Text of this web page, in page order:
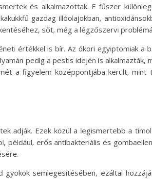
és alkalmazottak. E fűszer
gazdag illóolajokban,
sőt, még a légzőszervi
értékkel is bír. Az ókori egyiptomiak a
pedig a pestis idején is alkalmazták,
a figyelem középpontjába került,
adják. Ezek közül a legismertebb a
erős antibakteriális és
semlegesítésében, ezáltal